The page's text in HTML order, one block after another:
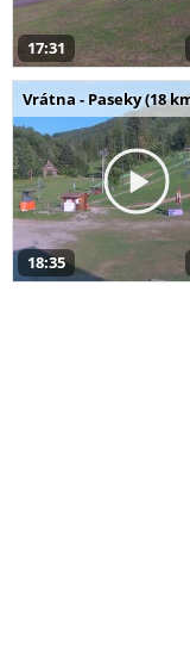
17:31
Vrátna - Paseky (18
18:35